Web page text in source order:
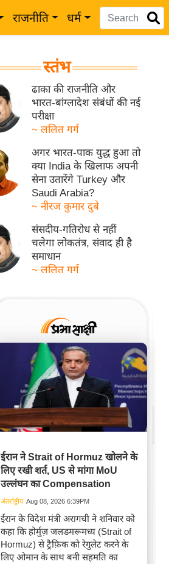
राजनीति धर्म
स्तंभ
ढाका की राजनीति और
भारत-बांग्लादेश संबंधों की नई
परीक्षा
~ ललित गर्ग
अगर भारत-पाक युद्ध हुआ तो
क्या India के खिलाफ अपनी
सेना उतारेंगे Turkey और
Saudi Arabia?
~ नीरज कुमार दुबे
संसदीय-गतिरोध से नहीं
चलेगा लोकतंत्र, संवाद ही है
समाधान
~ ललित गर्ग
ईरान ने Strait of Hormuz खोलने के
लिए रखी शर्त, US से मांगा MoU
उल्लंघन का Compensation
अंतर्राष्ट्रीय Aug 08, 2026 6:39PM
ईरान के विदेश मंत्री अरागची ने शनिवार को
कहा कि होर्मुज़ जलडमरूमध्य (Strait of
Hormuz) से ट्रैफ़िक को रेगुलेट करने के
लिए ओमान के साथ बनी सहमति का